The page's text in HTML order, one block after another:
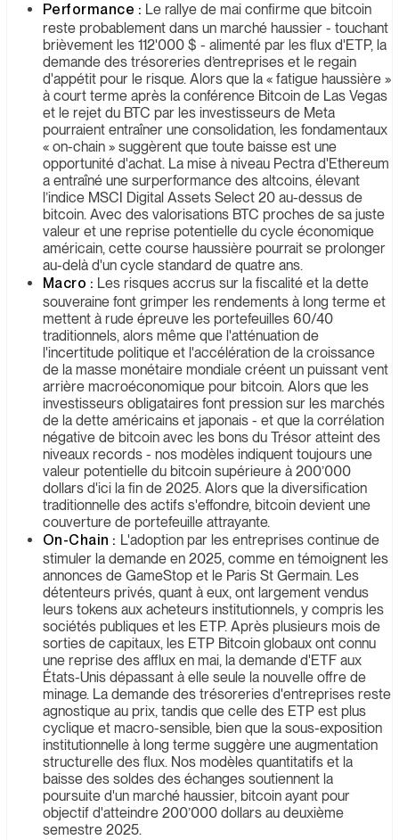
Performance : Le rallye de mai confirme que bitcoin
reste probablement dans un marché haussier - touchant
brièvement les 112'000 $ - alimenté par les flux d'ETP, la
demande des trésoreries d’entreprises et le regain
d'appétit pour le risque. Alors que la « fatigue haussière »
à court terme après la conférence Bitcoin de Las Vegas
et le rejet du BTC par les investisseurs de Meta
pourraient entraîner une consolidation, les fondamentaux
« on-chain » suggèrent que toute baisse est une
opportunité d'achat. La mise à niveau Pectra d'Ethereum
a entraîné une surperformance des altcoins, élevant
l’indice MSCI Digital Assets Select 20 au-dessus de
bitcoin. Avec des valorisations BTC proches de sa juste
valeur et une reprise potentielle du cycle économique
américain, cette course haussière pourrait se prolonger
au-delà d'un cycle standard de quatre ans.
Macro : Les risques accrus sur la fiscalité et la dette
souveraine font grimper les rendements à long terme et
mettent à rude épreuve les portefeuilles 60/40
traditionnels, alors même que l'atténuation de
l'incertitude politique et l'accélération de la croissance
de la masse monétaire mondiale créent un puissant vent
arrière macroéconomique pour bitcoin. Alors que les
investisseurs obligataires font pression sur les marchés
de la dette américains et japonais - et que la corrélation
négative de bitcoin avec les bons du Trésor atteint des
niveaux records - nos modèles indiquent toujours une
valeur potentielle du bitcoin supérieure à 200’000
dollars d'ici la fin de 2025. Alors que la diversification
traditionnelle des actifs s'effondre, bitcoin devient une
couverture de portefeuille attrayante.
On-Chain : L'adoption par les entreprises continue de
stimuler la demande en 2025, comme en témoignent les
annonces de GameStop et le Paris St Germain. Les
détenteurs privés, quant à eux, ont largement vendus
leurs tokens aux acheteurs institutionnels, y compris les
sociétés publiques et les ETP. Après plusieurs mois de
sorties de capitaux, les ETP Bitcoin globaux ont connu
une reprise des afflux en mai, la demande d'ETF aux
États-Unis dépassant à elle seule la nouvelle offre de
minage. La demande des trésoreries d'entreprises reste
agnostique au prix, tandis que celle des ETP est plus
cyclique et macro-sensible, bien que la sous-exposition
institutionnelle à long terme suggère une augmentation
structurelle des flux. Nos modèles quantitatifs et la
baisse des soldes des échanges soutiennent la
poursuite d'un marché haussier, bitcoin ayant pour
objectif d'atteindre 200’000 dollars au deuxième
semestre 2025.